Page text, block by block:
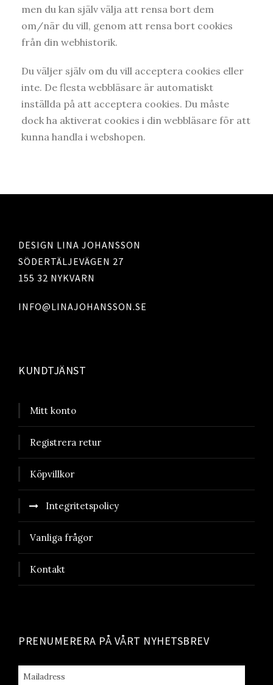
men du kan själv välja att rensa bort dem
om/när du vill, genom att rensa bort cookies
från din webhistorik.
Du väljer själv om du vill acceptera cookies eller
inte. De flesta webbläsare är automatiskt
inställda på att acceptera cookies. Du måste
dock ha aktiverat cookies i din webbläsare för att
kunna handla i webshopen.
DESIGN LINA JOHANSSON
SÖDERTÄLJEVÄGEN 27
155 32 NYKVARN
INFO@LINAJOHANSSON.SE
KUNDTJÄNST
Mitt konto
Registrera retur
Köpvillkor
Integritetspolicy
Vanliga frågor
Kontakt
PRENUMERERA PÅ VÅRT NYHETSBREV